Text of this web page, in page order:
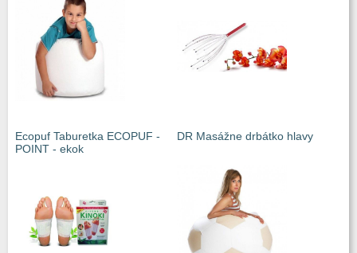
Ecopuf Taburetka ECOPUF -
POINT - ekok
DR Masážne drbátko hlavy